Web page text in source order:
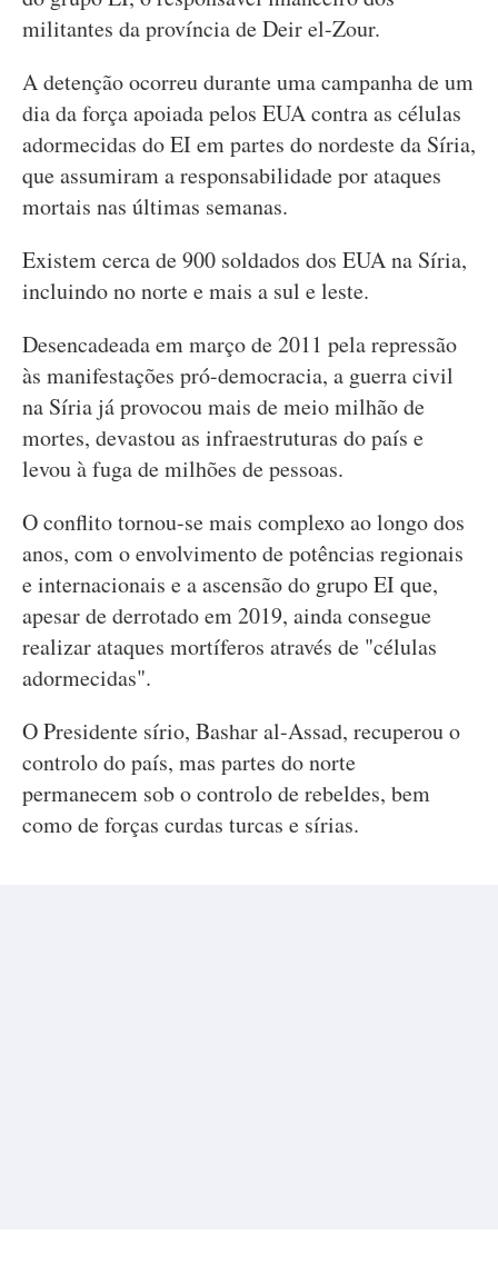
militantes da província de Deir el-Zour.
A detenção ocorreu durante uma campanha de um
dia da força apoiada pelos EUA contra as células
adormecidas do EI em partes do nordeste da Síria,
que assumiram a responsabilidade por ataques
mortais nas últimas semanas.
Existem cerca de 900 soldados dos EUA na Síria,
incluindo no norte e mais a sul e leste.
Desencadeada em março de 2011 pela repressão
às manifestações pró-democracia, a guerra civil
na Síria já provocou mais de meio milhão de
mortes, devastou as infraestruturas do país e
levou à fuga de milhões de pessoas.
O conflito tornou-se mais complexo ao longo dos
anos, com o envolvimento de potências regionais
e internacionais e a ascensão do grupo EI que,
apesar de derrotado em 2019, ainda consegue
realizar ataques mortíferos através de "células
adormecidas".
O Presidente sírio, Bashar al-Assad, recuperou o
controlo do país, mas partes do norte
permanecem sob o controlo de rebeldes, bem
como de forças curdas turcas e sírias.